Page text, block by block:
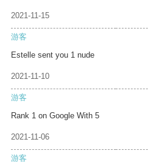
2021-11-15
游客
Estelle sent you 1 nude
2021-11-10
游客
Rank 1 on Google With 5
2021-11-06
游客